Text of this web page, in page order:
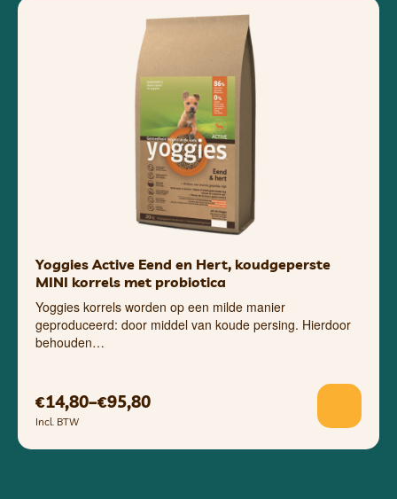
Yoggies Active Eend en Hert, koudgeperste
MINI korrels met probiotica
Yoggies korrels worden op een milde manier
geproduceerd: door middel van koude persing. Hierdoor
behouden…
€14,80–€95,80
Incl. BTW